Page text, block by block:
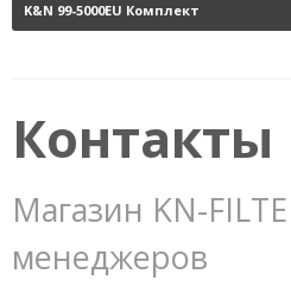
K&N 99-5000EU Комплект
Контакты
Магазин KN-
менеджеров